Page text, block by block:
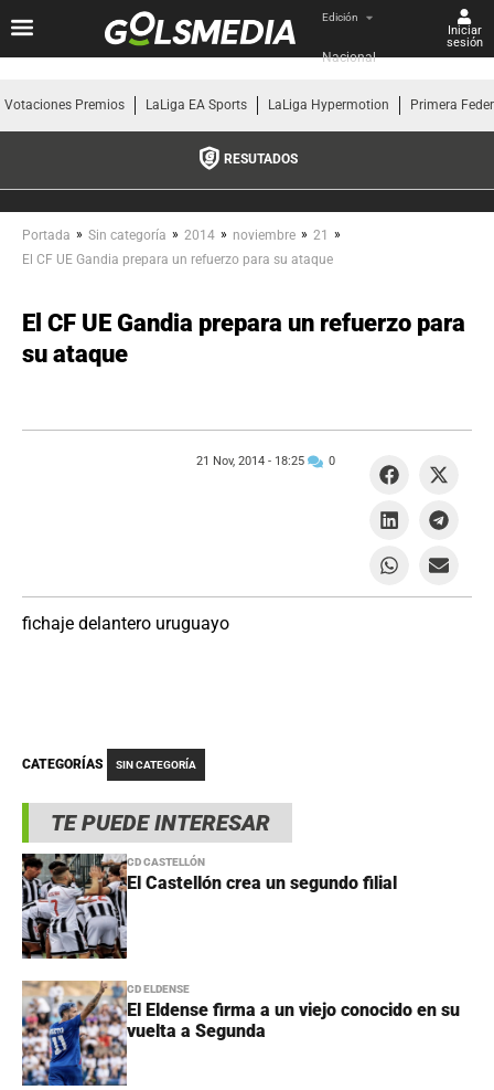
Edición
Nacional
Iniciar
sesión
Votaciones Premios LaLiga EA Sports LaLiga Hypermotion Primera
RESUTADOS
Portada » Sin categoría » 2014 » noviembre » 21
»
El CF UE Gandia prepara un refuerzo para su ataque
TE PUEDE INTERESAR
CD CASTELLÓN
El Castellón crea un segundo filial
CD ELDENSE
El Eldense firma a un viejo conocido en su
vuelta a Segunda
El CF UE Gandia prepara un refuerzo para
su ataque
fichaje delantero uruguayo
21 Nov, 2014 - 18:25 0
CATEGORÍAS SIN CATEGORÍA